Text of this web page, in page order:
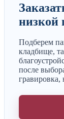
низкой
Подберем
кладбище,
после
гравировка,